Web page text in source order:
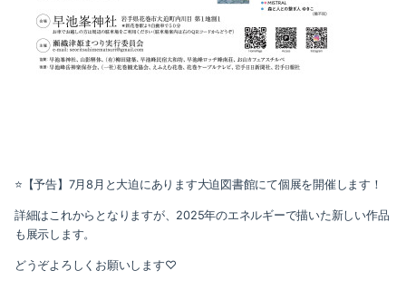
⭐️【予告】7月8月と大迫にあります大迫図書館にて個展を開催します！
詳細はこれからとなりますが、2025年のエネルギーで描いた新しい作品
も展示します。
どうぞよろしくお願いします♡